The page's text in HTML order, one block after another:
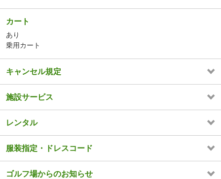
カート
あり
乗用カート
キャンセル規定
施設サービス
レンタル
服装指定・ドレスコード
ゴルフ場からのお知らせ